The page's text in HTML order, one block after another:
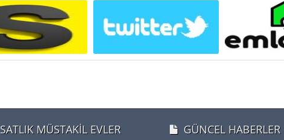
SATLIK MÜSTAKİL EVLER GÜNCEL HABERLER